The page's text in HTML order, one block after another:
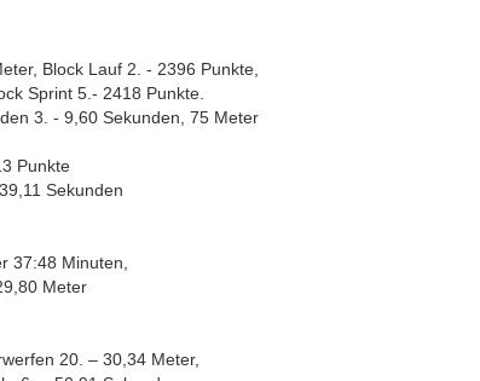
Block Lauf 2. - 2396 Punkte,
Sprint 5.- 2418 Punkte.
3. - 9,60 Sekunden, 75 Meter
Punkte
Sekunden
37:48 Minuten,
Meter
20. – 30,34 Meter,